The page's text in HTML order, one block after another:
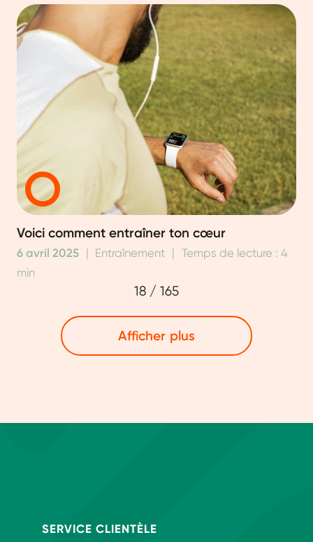
Voici comment entraîner ton cœur
6 avril 2025 | Entraînement | Temps de lecture : 4
min
18/165
Afficher plus
SERVICE CLIENTÈLE